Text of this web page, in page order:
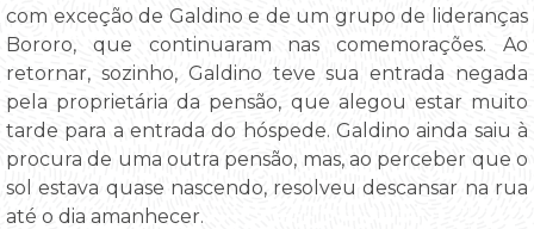
com exceção de Galdino e de um grupo de lideranças
Bororo, que continuaram nas comemorações. Ao
retornar, sozinho, Galdino teve sua entrada negada
pela proprietária da pensão, que alegou estar muito
tarde para a entrada do hóspede. Galdino ainda saiu à
procura de uma outra pensão, mas, ao perceber que o
sol estava quase nascendo, resolveu descansar na rua
até o dia amanhecer.